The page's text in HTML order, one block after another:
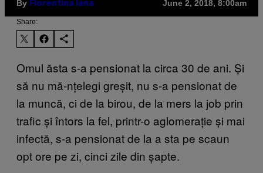
By Florentina Iana June 2, 2018, 8:00am
Share:
Omul ăsta s-a pensionat la circa 30 de ani. Și
să nu mă-nțelegi greșit, nu s-a pensionat de
la muncă, ci de la birou, de la mers la job prin
trafic și întors la fel, printr-o aglomerație și mai
infectă, s-a pensionat de la a sta pe scaun
opt ore pe zi, cinci zile din șapte.